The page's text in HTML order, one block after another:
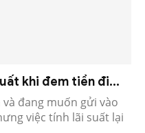
khi đem tiền đi...
đang muốn gửi vào
việc tính lãi suất lại